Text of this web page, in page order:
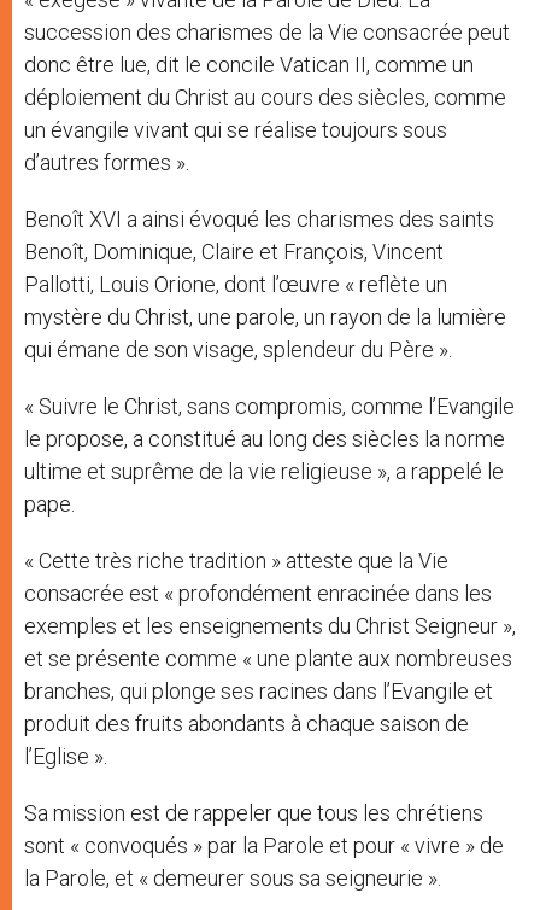
succession des charismes de la Vie consacrée peut
donc être lue, dit le concile Vatican II, comme un
déploiement du Christ au cours des siècles, comme
un évangile vivant qui se réalise toujours sous
d’autres formes ».
Benoît XVI a ainsi évoqué les charismes des saints
Benoît, Dominique, Claire et François, Vincent
Pallotti, Louis Orione, dont l’œuvre « reflète un
mystère du Christ, une parole, un rayon de la lumière
qui émane de son visage, splendeur du Père ».
« Suivre le Christ, sans compromis, comme l’Evangile
le propose, a constitué au long des siècles la norme
ultime et suprême de la vie religieuse », a rappelé le
pape.
« Cette très riche tradition » atteste que la Vie
consacrée est « profondément enracinée dans les
exemples et les enseignements du Christ Seigneur »,
et se présente comme « une plante aux nombreuses
branches, qui plonge ses racines dans l’Evangile et
produit des fruits abondants à chaque saison de
l’Eglise ».
Sa mission est de rappeler que tous les chrétiens
sont « convoqués » par la Parole et pour « vivre » de
la Parole, et « demeurer sous sa seigneurie ».